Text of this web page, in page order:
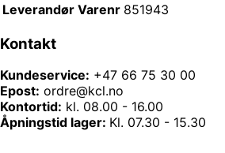
Leverandør Varenr 851943
Kontakt
Kundeservice: +47 66 75 30 00
Epost: ordre@kcl.no
Kontortid: kl. 08.00 - 16.00
Åpningstid lager: Kl. 07.30 - 15.30